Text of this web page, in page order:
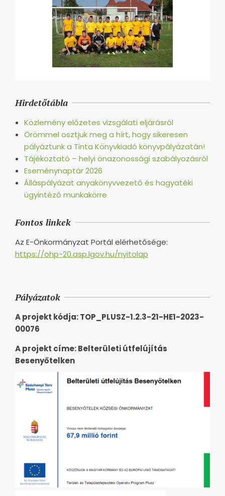
16
Hirdetőtábla
Közlemény előzetes vizsgálati eljárásról
Örömmel osztjuk meg a hírt, hogy sikeresen
pályáztunk a Tinta Könyvkiadó könyvpályázatán!
Tájékoztató – helyi önazonossági szabályozásról
Eseménynaptár 2026
Álláspályázat anyakönyvvezető és hagyatéki
ügyintéző munkakörre
Fontos linkek
Az E-Önkormányzat Portál elérhetősége:
https://ohp-20.asp.lgov.hu/nyitolap
Pályázatok
A projekt kódja: TOP_PLUSZ-1.2.3-21-HE1-2023-
00076
A projekt címe: Belterületi útfelújítás
Besenyőtelken